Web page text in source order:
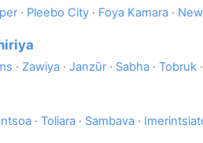
· Pleebo City · Foya Kamara ·
· Zawiya · Janzūr· Sabha · Tobruk ·
· Toliara · Sambava ·